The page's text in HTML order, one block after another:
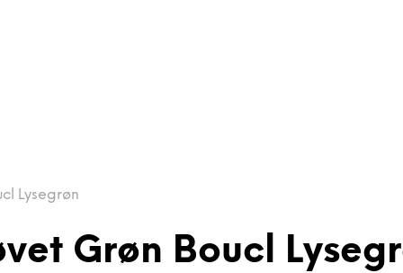
Lysegrøn
Grøn Boucl